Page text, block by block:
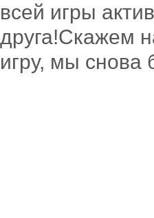
всей игры
друга!Скажем
игру, мы снова